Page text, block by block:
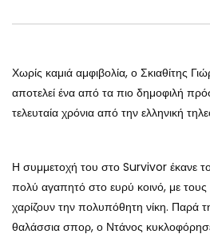
Χωρίς καμιά αμφιβολία, ο Σκιαθίτης
αποτελεί ένα από τα πιο δημοφιλή
τελευταία χρόνια από την ελληνική
Η συμμετοχή του στο Survivor έκανε
πολύ αγαπητό στο ευρύ κοινό, με
χαρίζουν την πολυπόθητη νίκη. Παρά
θαλάσσια σπορ, ο Ντάνος